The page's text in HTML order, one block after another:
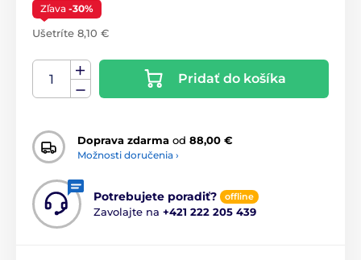
Zľava -30%
Ušetríte 8,10 €
Pridať do košíka
Doprava zdarma od 88,00 €
Možnosti doručenia ›
Potrebujete poradiť? offline
Zavolajte na +421 222 205 439